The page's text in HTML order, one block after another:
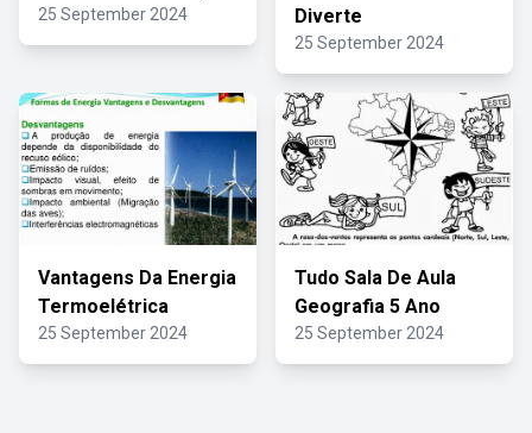
25 September 2024
Diverte
25 September 2024
Vantagens Da Energia
Termoelétrica
25 September 2024
Tudo Sala De Aula
Geografia 5 Ano
25 September 2024